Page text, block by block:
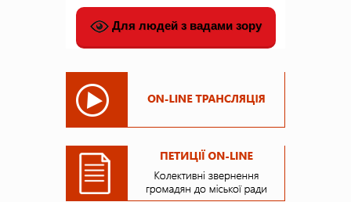
Для людей з вадами зору